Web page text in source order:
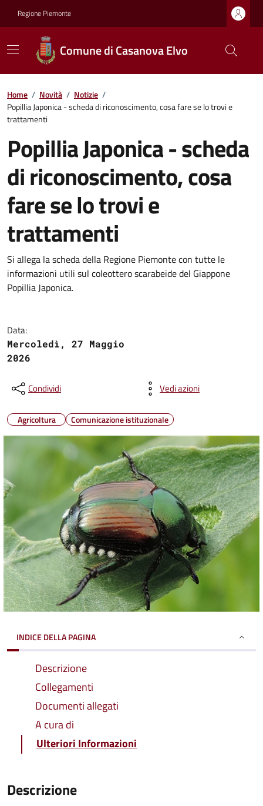
Regione Piemonte
Comune di Casanova Elvo
Home / Novità / Notizie /
Popillia Japonica - scheda di riconoscimento, cosa fare se lo trovi e
trattamenti
Popillia Japonica - scheda
di riconoscimento, cosa
fare se lo trovi e
trattamenti
Si allega la scheda della Regione Piemonte con tutte le
informazioni utili sul coleottero scarabeide del Giappone
Popillia Japonica.
Data:
Mercoledì, 27 Maggio
2026
Condividi Vedi azioni
Agricoltura Comunicazione istituzionale
INDICE DELLA PAGINA
Descrizione
Collegamenti
Documenti allegati
A cura di
Ulteriori Informazioni
Descrizione